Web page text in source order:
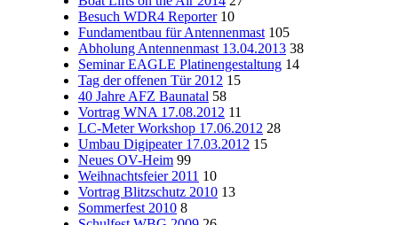
Besuch WDR4 Reporter 10
Fundamentbau für Antennenmast 105
Abholung Antennenmast 13.04.2013 38
Seminar EAGLE Platinengestaltung 14
Tag der offenen Tür 2012 15
40 Jahre AFZ Baunatal 58
Vortrag WNA 17.08.2012 11
LC-Meter Workshop 17.06.2012 28
Umbau Digipeater 17.03.2012 15
Neues OV-Heim 99
Weihnachtsfeier 2011 10
Vortrag Blitzschutz 2010 13
Sommerfest 2010 8